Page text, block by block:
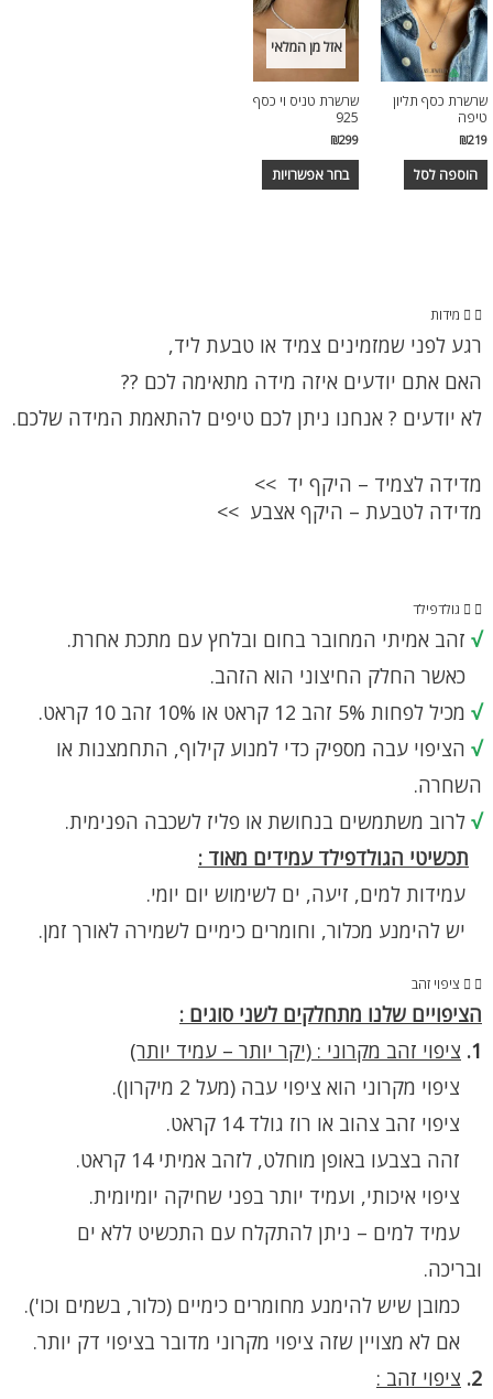
שרשרת כסף תליון
טיפה
₪219
הוספה לסל
אזל מן המלאי
שרשרת טניס וי כסף
925
₪299
בחר אפשרויות
מידות
רגע לפני שמזמינים צמיד או טבעת ליד,
האם אתם יודעים איזה מידה מתאימה לכם ??
לא יודעים ? אנחנו ניתן לכם טיפים להתאמת המידה שלכם.
מדידה לצמיד – היקף יד >>
מדידה לטבעת – היקף אצבע >>
גולדפילד
√ זהב אמיתי המחובר בחום ובלחץ עם מתכת אחרת.
כאשר החלק החיצוני הוא הזהב.
√ מכיל לפחות 5% זהב 12 קראט או 10% זהב 10 קראט.
√ הציפוי עבה מספיק כדי למנוע קילוף, התחמצנות או
השחרה.
√ לרוב משתמשים בנחושת או פליז לשכבה הפנימית.
תכשיטי הגולדפילד עמידים מאוד :
עמידות למים, זיעה, ים לשימוש יום יומי.
יש להימנע מכלור, וחומרים כימיים לשמירה לאורך זמן.
ציפוי זהב
הציפויים שלנו מתחלקים לשני סוגים :
1. ציפוי זהב מקרוני : (יקר יותר – עמיד יותר)
ציפוי מקרוני הוא ציפוי עבה (מעל 2 מיקרון).
ציפוי זהב צהוב או רוז גולד 14 קראט.
זהה בצבעו באופן מוחלט, לזהב אמיתי 14 קראט.
ציפוי איכותי, ועמיד יותר בפני שחיקה יומיומית.
עמיד למים – ניתן להתקלח עם התכשיט ללא ים
ובריכה.
כמובן שיש להימנע מחומרים כימיים (כלור, בשמים וכו').
אם לא מצויין שזה ציפוי מקרוני מדובר בציפוי דק יותר.
2. ציפוי זהב :